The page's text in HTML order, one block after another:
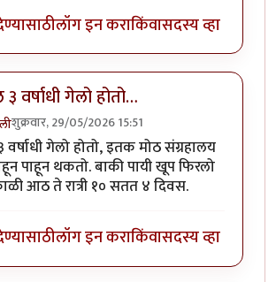
लॉग इन कराकिंवासदस्य व्हा
वर्षाधी गेलो होतो…
शुक्रवार, 29/05/2026 15:51
लूव (लूव्र ?) चा वार्षिक पास घेतला आहे
वर्षाधी गेलो होतो, इतक मोठ संग्रहालय
पाहून थकतो. बाकी पायी खूप फिरलो
आठ ते रात्री १० सतत ४ दिवस.
लॉग इन कराकिंवासदस्य व्हा